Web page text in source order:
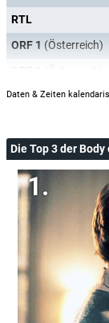
RTL
ORF 1 (Österreich)
Daten & Zeiten
Die Top 3 der